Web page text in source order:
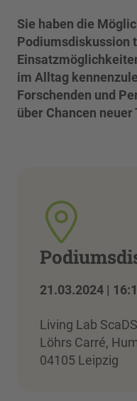
Sie haben die
Podiumsdiskussion
im Alltag
Forschenden und
über Chancen
21.03.2024 |
Living Lab
Löhrs Carré,
04105 Leipzig